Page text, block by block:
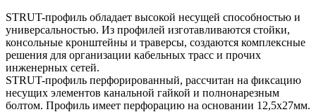
STRUT-профиль обладает высокой несущей способностью и
универсальностью. Из профилей изготавливаются стойки,
консольные кронштейны и траверсы, создаются комплексные
решения для организации кабельных трасс и прочих
инженерных сетей.
STRUT-профиль перфорированный, рассчитан на фиксацию
несущих элементов канальной гайкой и полнонарезным
болтом. Профиль имеет перфорацию на основании 12,5х27мм.